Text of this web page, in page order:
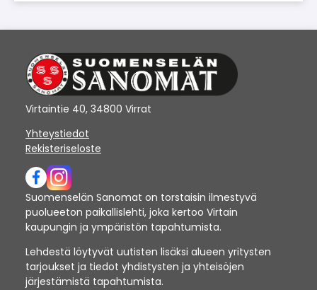
Virtaintie 40, 34800 Virrat
Yhteystiedot
Rekisteriseloste
Suomenselän Sanomat on torstaisin ilmestyvä
puolueeton paikallislehti, joka kertoo Virtain
kaupungin ja ympäristön tapahtumista.
Lehdestä löytyvät uutisten lisäksi alueen yritysten
tarjoukset ja tiedot yhdistysten ja yhteisöjen
järjestämistä tapahtumista.